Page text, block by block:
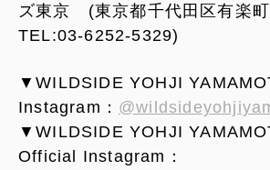
ズ東京 (東京都千代田区有楽
TEL:03-6252-5329)
▼WILDSIDE YOHJI
Instagram：
▼WILDSIDE YOHJI
Official Instagram：